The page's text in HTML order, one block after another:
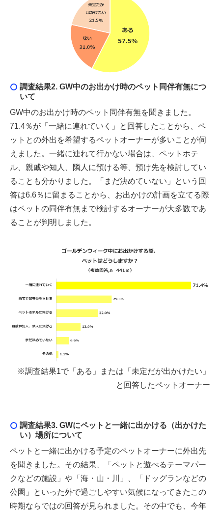
調査結果2. GW中のお出かけ時のペット同伴有無につ
いて
GW中のお出かけ時のペット同伴有無を聞きました。
71.4％が「一緒に連れていく」と回答したことから、ペ
ットとの外出を希望するペットオーナーが多いことが伺
えました。一緒に連れて行かない場合は、ペットホテ
ル、親戚や知人、隣人に預ける等、預け先を検討してい
ることも分かりました。「まだ決めていない」という回
答は6.6％に留まることから、お出かけの計画を立てる際
はペットの同伴有無まで検討するオーナーが大多数であ
ることが判明しました。
※調査結果1で「ある」または「未定だが出かけたい」
と回答したペットオーナー
調査結果3. GWにペットと一緒に出かける（出かけた
い）場所について
ペットと一緒に出かける予定のペットオーナーに外出先
を聞きました。その結果、「ペットと遊べるテーマパー
クなどの施設」や「海・山・川」、「ドッグランなどの
公園」といった外で過ごしやすい気候になってきたこの
時期ならではの回答が見られました。その中でも、今年